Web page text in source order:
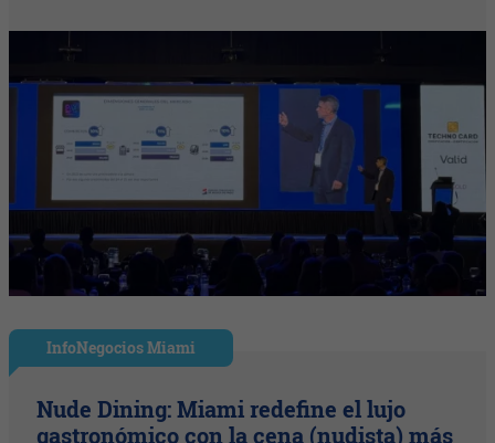
InfoNegocios Miami
Nude Dining: Miami redefine el lujo
gastronómico con la cena (nudista) más